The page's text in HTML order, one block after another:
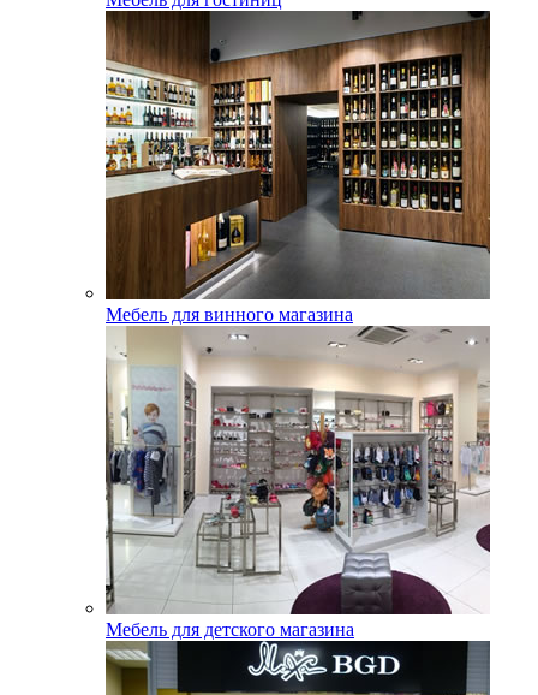
Мебель для винного магазина
Мебель для детского магазина